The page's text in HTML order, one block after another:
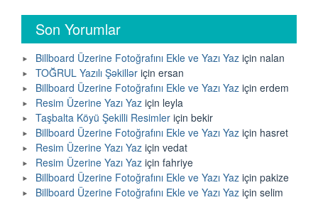
Son Yorumlar
Billboard Üzerine Fotoğrafını Ekle ve Yazı Yaz için nalan
TOĞRUL Yazılı Şəkillər için ersan
Billboard Üzerine Fotoğrafını Ekle ve Yazı Yaz için erdem
Resim Üzerine Yazı Yaz için leyla
Taşbalta Köyü Şekilli Resimler için bekir
Billboard Üzerine Fotoğrafını Ekle ve Yazı Yaz için hasret
Resim Üzerine Yazı Yaz için vedat
Resim Üzerine Yazı Yaz için fahriye
Billboard Üzerine Fotoğrafını Ekle ve Yazı Yaz için pakize
Billboard Üzerine Fotoğrafını Ekle ve Yazı Yaz için selim